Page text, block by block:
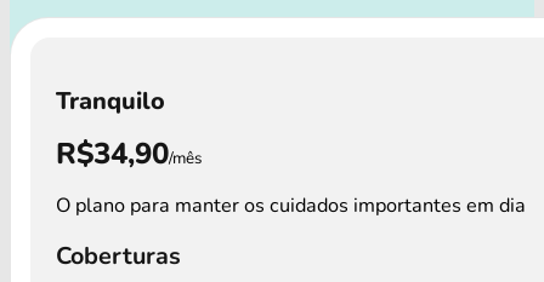
Tranquilo
R$34,90/mês
O plano para manter os cuidados importantes em dia
Coberturas